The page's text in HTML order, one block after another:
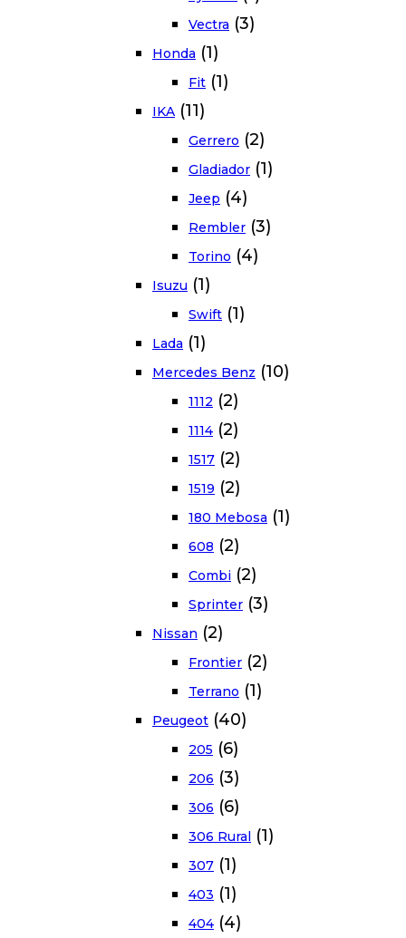
Vectra (3)
Honda (1)
Fit (1)
IKA (11)
Gerrero (2)
Gladiador (1)
Jeep (4)
Rembler (3)
Torino (4)
Isuzu (1)
Swift (1)
Lada (1)
Mercedes Benz (10)
1112 (2)
1114 (2)
1517 (2)
1519 (2)
180 Mebosa (1)
608 (2)
Combi (2)
Sprinter (3)
Nissan (2)
Frontier (2)
Terrano (1)
Peugeot (40)
205 (6)
206 (3)
306 (6)
306 Rural (1)
307 (1)
403 (1)
404 (4)